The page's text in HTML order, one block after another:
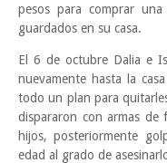
pesos para comprar
guardados en su casa.
El 6 de octubre Dalia e
nuevamente hasta la
todo un plan para
dispararon con armas
hijos, posteriormente
edad al grado de